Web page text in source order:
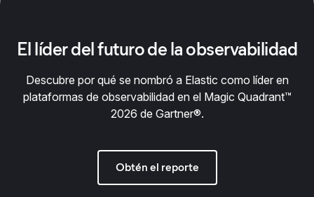
El líder del futuro de la observabilidad
Descubre por qué se nombró a Elastic como líder en
plataformas de observabilidad en el Magic Quadrant™
2026 de Gartner®.
Obtén el reporte